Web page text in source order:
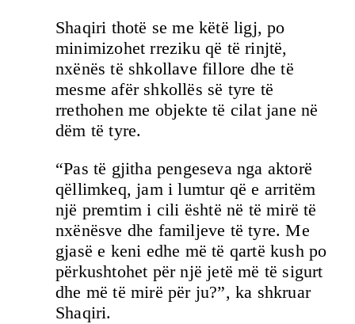
Shaqiri thotë se me këtë ligj, po
minimizohet rreziku që të rinjtë,
nxënës të shkollave fillore dhe të
mesme afër shkollës së tyre të
rrethohen me objekte të cilat jane në
dëm të tyre.
“Pas të gjitha pengeseva nga aktorë
qëllimkeq, jam i lumtur që e arritëm
një premtim i cili është në të mirë të
nxënësve dhe familjeve të tyre. Me
gjasë e keni edhe më të qartë kush po
përkushtohet për një jetë më të sigurt
dhe më të mirë për ju?”, ka shkruar
Shaqiri.